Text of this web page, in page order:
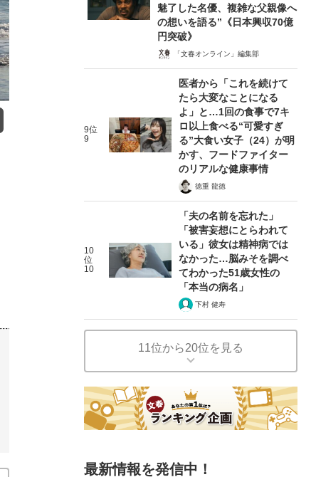
魅了した名優、複雑な父親像へ
の想いを語る”《日本興収70億
円突破》
「文春オンライン」編集部
9位
9
医者から「これを続けて
たら大変なことになる
よ」と…1回の食事で7キ
ロ以上食べる“可愛すぎ
る”大食い女子（24）が明
かす、フードファイター
のリアルな健康事情
徳重 龍徳
10
位
10
「夫の名前を忘れた」
「被害妄想にとらわれて
いる」彼女は精神病では
なかった…脳みそを調べ
てわかった51歳女性の
「本当の病名」
下村 健寿
11位から20位を見る
最新情報を発信中！